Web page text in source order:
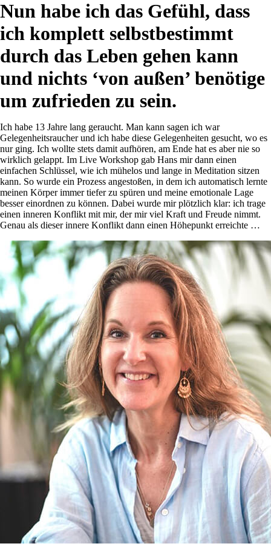
Nun habe ich das Gefühl, dass
ich komplett selbstbestimmt
durch das Leben gehen kann
und nichts ‘von außen’ benötige
um zufrieden zu sein.
Ich habe 13 Jahre lang geraucht. Man kann sagen ich war
Gelegenheitsraucher und ich habe diese Gelegenheiten gesucht, wo es
nur ging. Ich wollte stets damit aufhören, am Ende hat es aber nie so
wirklich gelappt. Im Live Workshop gab Hans mir dann einen
einfachen Schlüssel, wie ich mühelos und lange in Meditation sitzen
kann. So wurde ein Prozess angestoßen, in dem ich automatisch lernte
meinen Körper immer tiefer zu spüren und meine emotionale Lage
besser einordnen zu können. Dabei wurde mir plötzlich klar: ich trage
einen inneren Konflikt mit mir, der mir viel Kraft und Freude nimmt.
Genau als dieser innere Konflikt dann einen Höhepunkt erreichte …